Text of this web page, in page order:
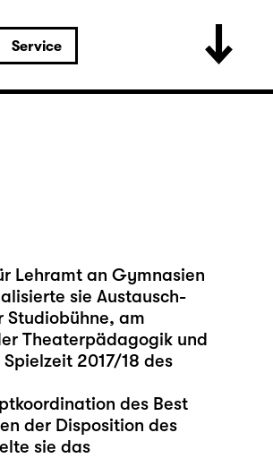
Service
Lehramt an Gymnasien
sie Austausch-
Studiobühne, am
Theaterpädagogik und
2017/18 des
des Best
der Disposition des
sie das